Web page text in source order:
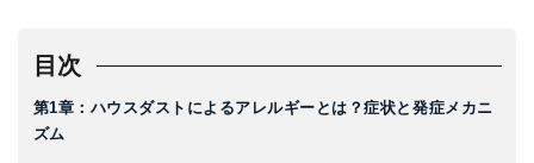
目次
第1章：ハウスダストによるアレルギーとは？症状と発症メカニ
ズム